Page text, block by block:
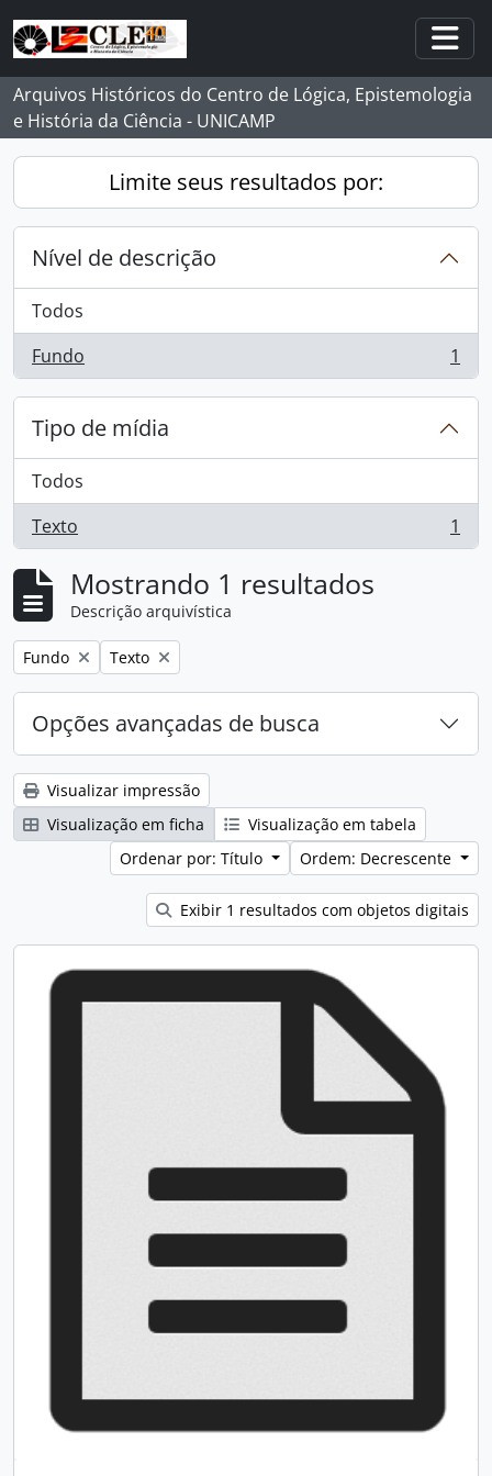
Skip to main content
Arquivos Históricos do Centro de Lógica, Epistemologia
e História da Ciência - UNICAMP
Limite seus resultados por:
Nível de descrição
Todos
Fundo
, 1 resultados 1
Tipo de mídia
Todos
Texto
, 1 resultados 1
Mostrando 1 resultados
Descrição arquivística
Remover filtro:
Fundo Remover filtro:
Texto
Opções avançadas de busca
Visualizar impressão
Visualização em ficha
Visualização em tabela
Ordenar por: Título
Ordem: Decrescente
Exibir 1 resultados com objetos digitais